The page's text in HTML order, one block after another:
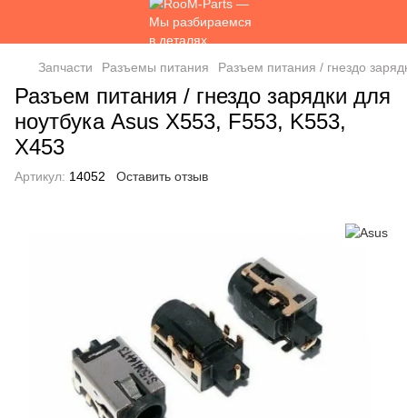
Запчасти Разъемы питания Разъем питания / гнездо
Разъем питания / гнездо зарядки для
ноутбука Asus X553, F553, K553,
X453
Артикул: 14052 Оставить отзыв